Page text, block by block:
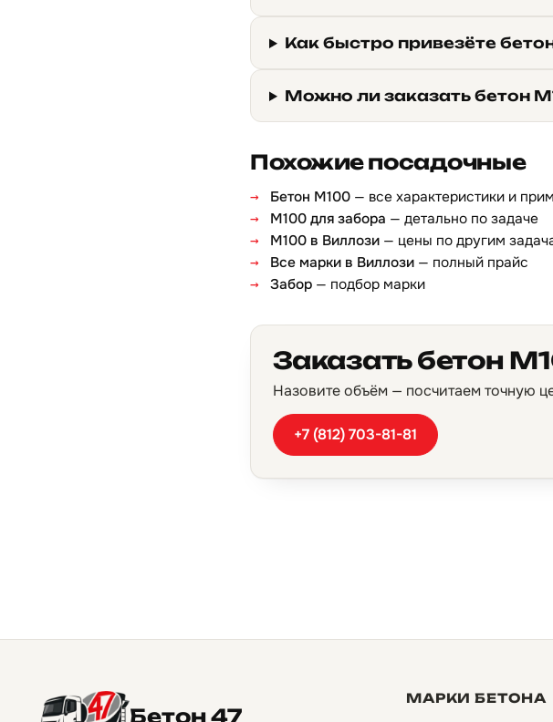
Как быстро привезёте
Можно ли заказать бетон
Похожие посадочные
Бетон М100 — все характеристики и
М100 для забора — детально по задаче
М100 в Виллози — цены по другим
Все марки в Виллози — полный прайс
Забор — подбор марки
Заказать бетон
Назовите объём — посчитаем точную
+7 (812) 703-81-81
Бетон 47
МАРКИ БЕТОНА